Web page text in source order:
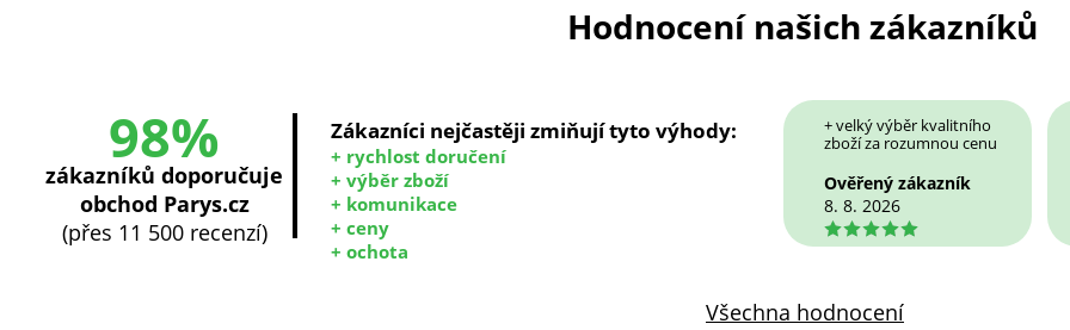
Hodnocení našich zákazníků
98%
zákazníků doporučuje
obchod Parys.cz
(přes 11 500 recenzí)
Zákazníci nejčastěji zmiňují tyto výhody:
+ rychlost doručení
+ výběr zboží
+ komunikace
+ ceny
+ ochota
+ velký výběr kvalitního
zboží za rozumnou cenu
Ověřený zákazník
8. 8. 2026
5
Všechna hodnocení